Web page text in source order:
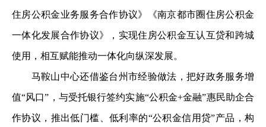
住房公积金业务服务合作协议》《南京都市圈住房公积金
一体化发展合作协议》，实现住房公积金互认互贷和跨城
使用，相互赋能推动一体化向纵深发展。
马鞍山中心还借鉴台州市经验做法，把好政务服务增
值“风口”，与受托银行签约实施“公积金+金融”惠民助企合
作协议，推出低门槛、低利率的“公积金信用贷”产品，构